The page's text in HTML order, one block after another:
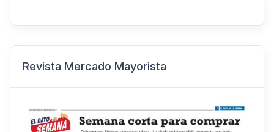
Revista Mercado Mayorista